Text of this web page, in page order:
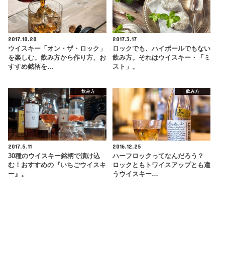
2017.10.20
ウイスキー「オン・ザ・ロック」
を楽しむ。飲み方から作り方、お
すすめ銘柄を…
2017.3.17
ロックでも、ハイボールでもない
飲み方。それはウイスキー・「ミ
スト」。
飲み方
2017.5.11
30種のウイスキー銘柄で漬け込
む！おすすめの『いちごウイスキ
ー』。
飲み方
2016.12.25
ハーフロックってなんだろう？
ロックともトワイスアップとも違
うウイスキー…